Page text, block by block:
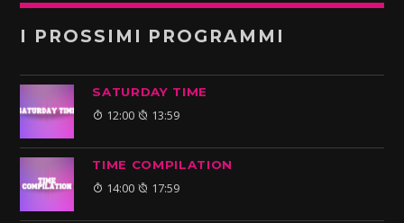
I PROSSIMI PROGRAMMI
SATURDAY TIME
12:00 13:59
TIME COMPILATION
14:00 17:59